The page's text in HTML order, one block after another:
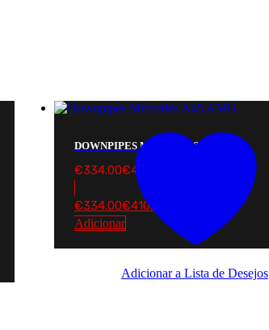
Adicionar a Lista de Desejos
DOWNPIPES MERCEDES A45 AMG
€334.00€410.82
€334.00€410.82
Adicionar